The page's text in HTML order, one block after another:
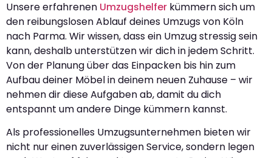
Unsere erfahrenen Umzugshelfer kümmern sich um
den reibungslosen Ablauf deines Umzugs von Köln
nach Parma. Wir wissen, dass ein Umzug stressig sein
kann, deshalb unterstützen wir dich in jedem Schritt.
Von der Planung über das Einpacken bis hin zum
Aufbau deiner Möbel in deinem neuen Zuhause – wir
nehmen dir diese Aufgaben ab, damit du dich
entspannt um andere Dinge kümmern kannst.
Als professionelles Umzugsunternehmen bieten wir
nicht nur einen zuverlässigen Service, sondern legen